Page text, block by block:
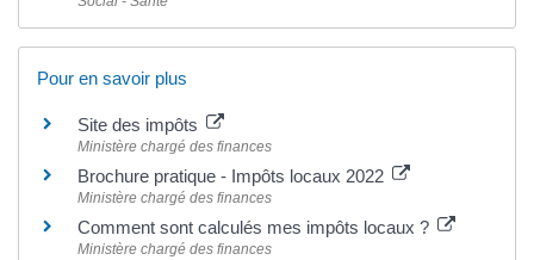
Pour en savoir plus
Site des impôts
Ministère chargé des finances
Brochure pratique - Impôts locaux 2022
Ministère chargé des finances
Comment sont calculés mes impôts locaux ?
Ministère chargé des finances